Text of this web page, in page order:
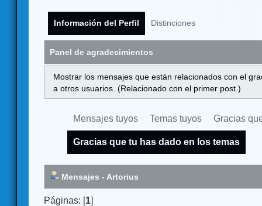
Información del Perfil Distinciones
Panel de agradecimientos
Mostrar los mensajes que están relacionados con el
a otros usuarios. (Relacionado con el primer post.)
Mensajes tuyos Temas tuyos Gracias
Gracias que tu has dado en los temas
Mensajes - Artorius
Páginas: [1]